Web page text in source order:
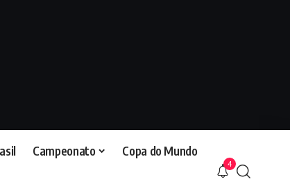
Campeonato Copa do Mundo
4